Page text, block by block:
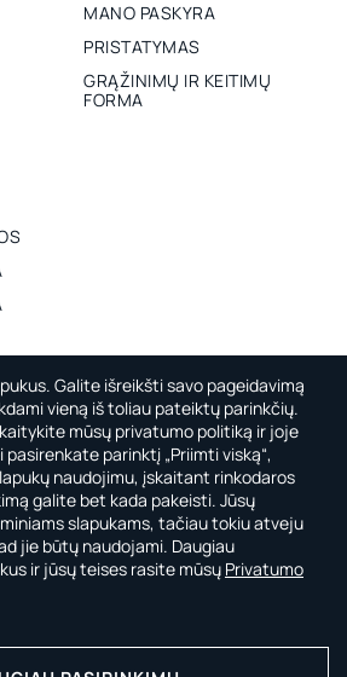
MANO PASKYRA
PRISTATYMAS
GRĄŽINIMŲ IR KEITIMŲ
FORMA
Galite išreikšti savo pageidavimą
vieną iš toliau pateiktų parinkčių.
mūsų privatumo politiką ir joje
parinktį „Priimti viską“,
naudojimu, įskaitant rinkodaros
galite bet kada pakeisti. Jūsų
slapukams, tačiau tokiu atveju
jie būtų naudojami. Daugiau
ir jūsų teises rasite mūsų Privatumo
GILYTĖ
rasi laikui nepavaldžius, universalius ir
padės mėgautis kiekviena tavo